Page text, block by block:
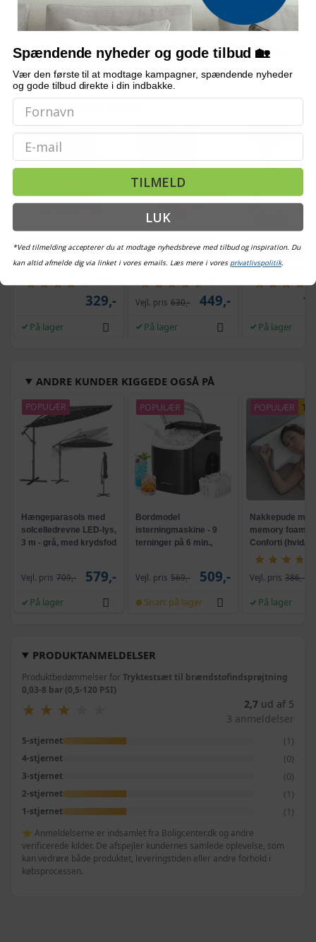
PRODUKTANMELDELSER
Produktbedømmelser forTryktestsæt til brændstofindsprøjtning
0,03-8 bar (0,5-120 PSI)
★
★ ★
★ ★
★ 2,7 ud af 5
3 anmeldelser
5-stjernet (1)
4-stjernet (0)
3-stjernet (0)
2-stjernet (1)
1-stjernet (1)
⭐ Anmeldelserne er indsamlet fra Boligcenter.dk og andre
verificerede kilder. De afspejler kundernes samlede oplevelse, som
kan vedrøre både produktet, leveringstiden eller andre forhold i
købsprocessen.
og kuffert (146)
1.079,-
På lager
Vejl. pris 509,-
Udsolgt
Vejl. pris
På lager
TILBUD
benzinmotor - 9-dele
målesæt 0-20 bar / 0-
329,-
På lager
TILBUD
14 dele universelt sæt i
kuffert
Vejl. pris 630,- 449,-
På lager
TILBUD
7,5 l med 13
På lager
ANDRE KUNDER KIGGEDE OGSÅ PÅ
POPULÆR
Hængeparasols med
solcelledrevne LED-lys,
3 m - grå, med krydsfod
Vejl. pris 709,- 579,-
På lager
POPULÆR
Bordmodel
isterningmaskine - 9
terninger på 6 min.,
Vejl. pris 569,- 509,-
Snart på lager
POPULÆR
Nakkepude med
memory foam -
Conforti (hvid/
Vejl. pris 386,-
På lager
Spændende nyheder og gode tilbud 🏡
Vær den første til at modtage kampagner, spændende nyheder
og gode tilbud direkte i din indbakke.
Email
TILMELD
LUK
*Ved tilmelding accepterer du at modtage nyhedsbreve med tilbud og inspiration. Du
kan altid afmelde dig via linket i vores emails. Læs mere i vores privatlivspolitik.